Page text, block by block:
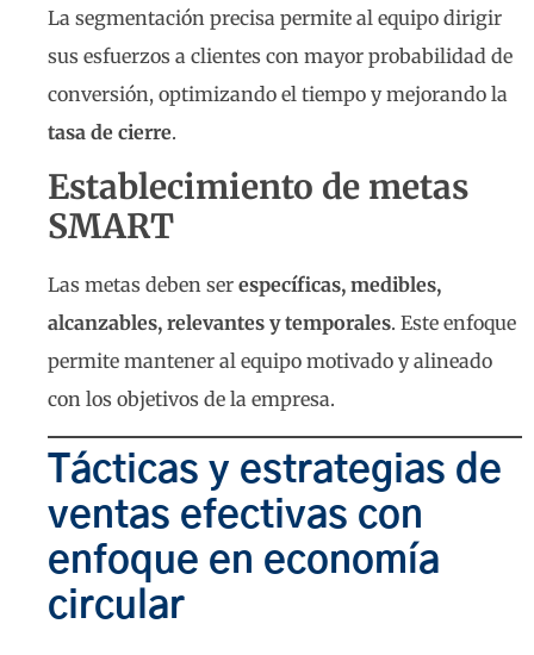
La segmentación precisa permite al equipo dirigir
sus esfuerzos a clientes con mayor probabilidad de
conversión, optimizando el tiempo y mejorando la
tasa de cierre.
Establecimiento de metas
SMART
Las metas deben ser específicas, medibles,
alcanzables, relevantes y temporales. Este enfoque
permite mantener al equipo motivado y alineado
con los objetivos de la empresa.
Tácticas y estrategias de
ventas efectivas con
enfoque en economía
circular